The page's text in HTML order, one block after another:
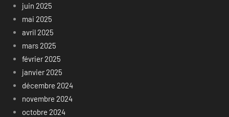
juin 2025
mai 2025
avril 2025
mars 2025
février 2025
janvier 2025
décembre 2024
novembre 2024
octobre 2024